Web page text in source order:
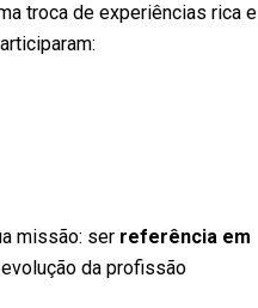
troca de experiências rica e
missão: ser referência em
da profissão